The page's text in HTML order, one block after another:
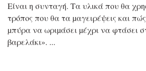
Είναι η συνταγή. Τα υλικά που θα
τρόπος που θα τα µαγειρέψεις και
µπύρα να ωριµάσει µέχρι να φτάσει
βαρελάκι».